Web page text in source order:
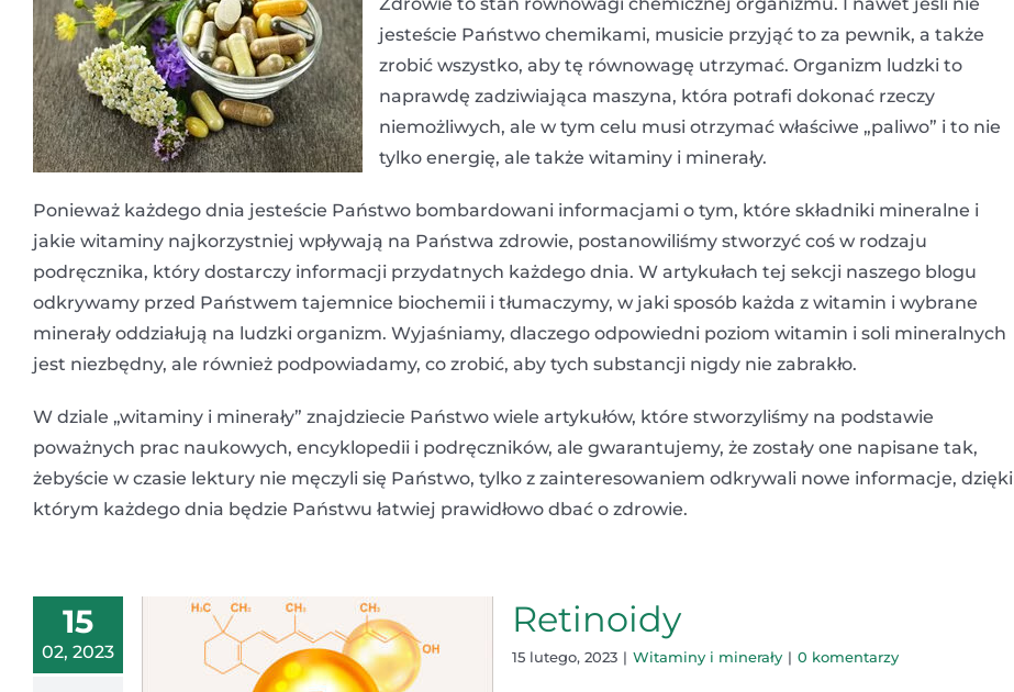
jesteście Państwo chemikami, musicie przyjąć to za pewnik, a także
zrobić wszystko, aby tę równowagę utrzymać. Organizm ludzki to
naprawdę zadziwiająca maszyna, która potrafi dokonać rzeczy
niemożliwych, ale w tym celu musi otrzymać właściwe „paliwo” i to nie
tylko energię, ale także witaminy i minerały.
Ponieważ każdego dnia jesteście Państwo bombardowani informacjami o tym, które składniki mineralne i
jakie witaminy najkorzystniej wpływają na Państwa zdrowie, postanowiliśmy stworzyć coś w rodzaju
podręcznika, który dostarczy informacji przydatnych każdego dnia. W artykułach tej sekcji naszego blogu
odkrywamy przed Państwem tajemnice biochemii i tłumaczymy, w jaki sposób każda z witamin i wybrane
minerały oddziałują na ludzki organizm. Wyjaśniamy, dlaczego odpowiedni poziom witamin i soli mineralnych
jest niezbędny, ale również podpowiadamy, co zrobić, aby tych substancji nigdy nie zabrakło.
W dziale „witaminy i minerały” znajdziecie Państwo wiele artykułów, które stworzyliśmy na podstawie
poważnych prac naukowych, encyklopedii i podręczników, ale gwarantujemy, że zostały one napisane tak,
żebyście w czasie lektury nie męczyli się Państwo, tylko z zainteresowaniem odkrywali nowe informacje, dzięki
którym każdego dnia będzie Państwu łatwiej prawidłowo dbać o zdrowie.
15
02, 2023
Retinoidy
15 lutego, 2023 | Witaminy i minerały | 0 komentarzy